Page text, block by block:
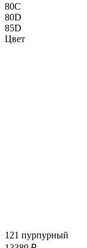
80C
80D
85D
Цвет
121 пурпурный